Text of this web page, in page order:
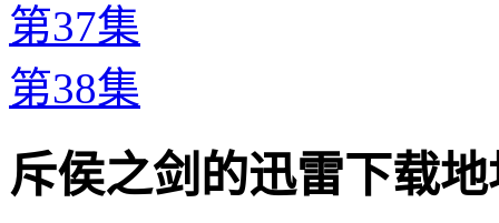
第37集
第38集
斥侯之剑的迅雷下载地